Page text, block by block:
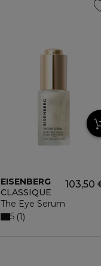
EISENBERG
CLASSIQUE
The Eye Serum
103,50
5 1